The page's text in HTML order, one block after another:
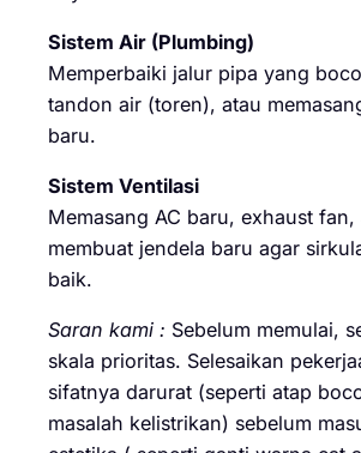
Sistem Air (Plumbing)
Memperbaiki jalur pipa yang
tandon air (toren), atau
baru.
Sistem Ventilasi
Memasang AC baru, exhaust fan,
membuat jendela baru agar
baik.
Saran kami : Sebelum memulai,
skala prioritas. Selesaikan
sifatnya darurat (seperti atap
masalah kelistrikan) sebelum